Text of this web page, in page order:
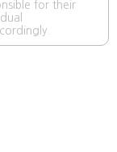
for their